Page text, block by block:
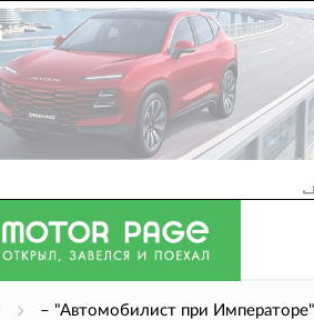
– "Автомобилист при Императоре"